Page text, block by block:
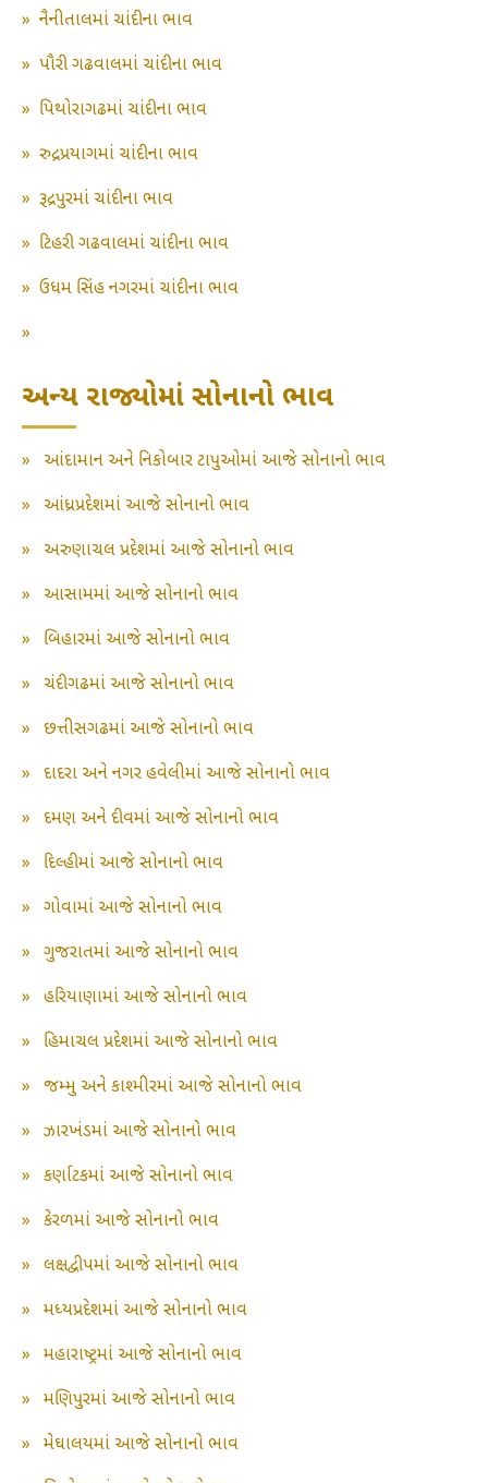
» નૈનીતાલમાં ચાંદીના ભાવ
» પૌરી ગઢવાલમાં ચાંદીના ભાવ
» પિથોરાગઢમાં ચાંદીના ભાવ
» રુદ્રપ્રયાગમાં ચાંદીના ભાવ
» રૂદ્રપુરમાં ચાંદીના ભાવ
» ટિહરી ગઢવાલમાં ચાંદીના ભાવ
» ઉધમ સિંહ નગરમાં ચાંદીના ભાવ
»
અન્ય રાજ્યોમાં સોનાનો ભાવ
»
આંદામાન અને નિકોબાર ટાપુઓમાં આજે સોનાનો ભાવ
»
આંધ્રપ્રદેશમાં આજે સોનાનો ભાવ
»
અરુણાચલ પ્રદેશમાં આજે સોનાનો ભાવ
»
આસામમાં આજે સોનાનો ભાવ
»
બિહારમાં આજે સોનાનો ભાવ
»
ચંદીગઢમાં આજે સોનાનો ભાવ
»
છત્તીસગઢમાં આજે સોનાનો ભાવ
»
દાદરા અને નગર હવેલીમાં આજે સોનાનો ભાવ
»
દમણ અને દીવમાં આજે સોનાનો ભાવ
»
દિલ્હીમાં આજે સોનાનો ભાવ
»
ગોવામાં આજે સોનાનો ભાવ
»
ગુજરાતમાં આજે સોનાનો ભાવ
»
હરિયાણામાં આજે સોનાનો ભાવ
»
હિમાચલ પ્રદેશમાં આજે સોનાનો ભાવ
»
જમ્મુ અને કાશ્મીરમાં આજે સોનાનો ભાવ
»
ઝારખંડમાં આજે સોનાનો ભાવ
»
કર્ણાટકમાં આજે સોનાનો ભાવ
»
કેરળમાં આજે સોનાનો ભાવ
»
લક્ષદ્વીપમાં આજે સોનાનો ભાવ
»
મધ્યપ્રદેશમાં આજે સોનાનો ભાવ
»
મહારાષ્ટ્રમાં આજે સોનાનો ભાવ
»
મણિપુરમાં આજે સોનાનો ભાવ
»
મેઘાલયમાં આજે સોનાનો ભાવ